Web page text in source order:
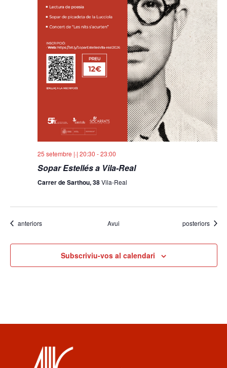
25 setembre |·| 20:30 -23:00
Sopar Estellés a Vila-Real
Carrer de Sarthou, 38Vila-Real
Esdeveniments
anteriors Avui Esdeveniments
posteriors
Subscriviu-vos al calendari